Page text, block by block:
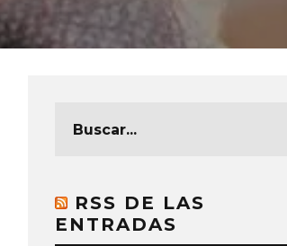
RSS DE LAS
ENTRADAS